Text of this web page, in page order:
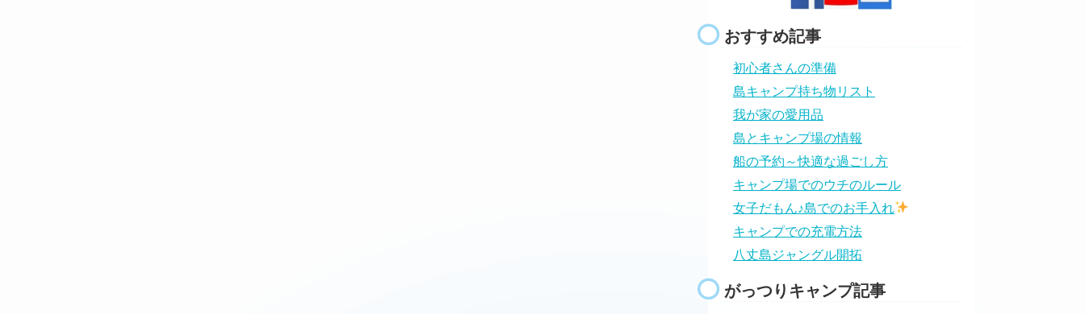
おすすめ記事
初心者さんの準備
島キャンプ持ち物リスト
我が家の愛用品
島とキャンプ場の情報
船の予約～快適な過ごし方
キャンプ場でのウチのルール
女子だもん♪島でのお手入れ
キャンプでの充電方法
八丈島ジャングル開拓
がっつりキャンプ記事